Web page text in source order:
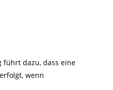
führt dazu, dass eine
wenn